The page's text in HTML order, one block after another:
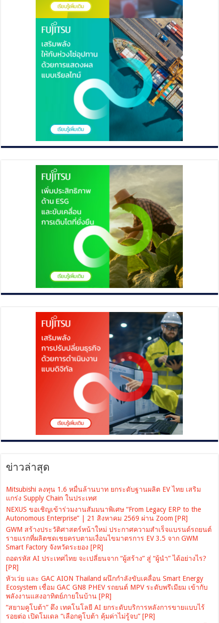
ข่าวล่าสุด
Mitsubishi ลงทุน 1.6 หมื่นล้านบาท ยกระดับฐานผลิต EV ไทย เสริม
แกร่ง Supply Chain ในประเทศ
NEXUS ขอเชิญเข้าร่วมงานสัมมนาพิเศษ “From Legacy ERP to the
Autonomous Enterprise” | 21 สิงหาคม 2569 ผ่าน Zoom [PR]
GWM สร้างประวัติศาสตร์หน้าใหม่ ประกาศความสำเร็จแบรนด์รถยนต์
รายแรกที่ผลิตชดเชยครบตามเงื่อนไขมาตรการ EV 3.5 จาก GWM
Smart Factory จังหวัดระยอง [PR]
ถอดรหัส AI ประเทศไทย จะเปลี่ยนจาก “ผู้สร้าง” สู่ “ผู้นำ” ได้อย่างไร?
[PR]
หัวเว่ย และ GAC AION Thailand ผนึกกำลังขับเคลื่อน Smart Energy
Ecosystem เชื่อม GAC GN8 PHEV รถยนต์ MPV ระดับพรีเมียม เข้ากับ
พลังงานแสงอาทิตย์ภายในบ้าน [PR]
“สยามคูโบต้า” ดึง เทคโนโลยี AI ยกระดับบริการหลังการขายแบบไร้
รอยต่อ เปิดโมเดล “เลือกคูโบต้า คุ้มค่าไม่รู้จบ” [PR]